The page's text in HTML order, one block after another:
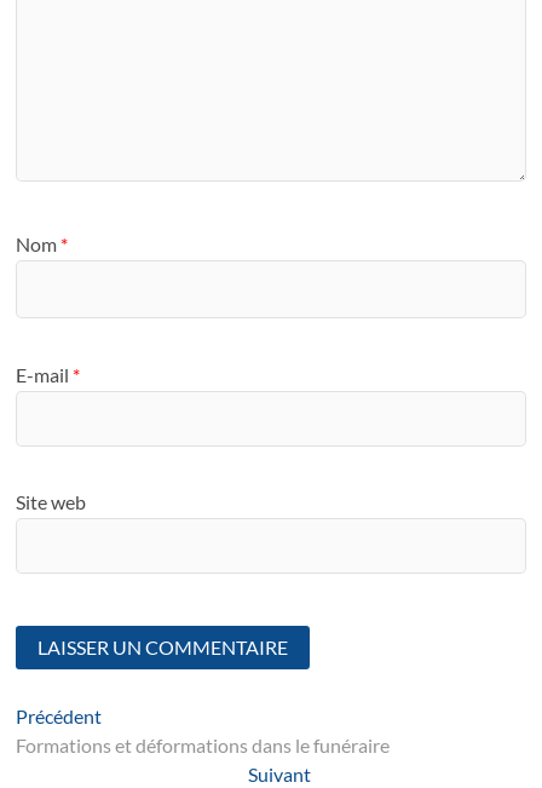
Nom *
E-mail *
Site web
Navigation
de
PrécédentArticle
suivant
Formations et déformations dans le funéraire
SuivantSuivant